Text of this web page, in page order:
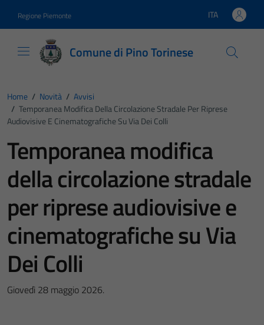
Regione Piemonte Lingua attiva:
ITA
Comune di Pino Torinese
Home / Novità / Avvisi
/ Temporanea Modifica Della Circolazione Stradale Per Riprese
Audiovisive E Cinematografiche Su Via Dei Colli
Temporanea modifica
della circolazione stradale
per riprese audiovisive e
cinematografiche su Via
Dei Colli
Giovedì 28 maggio 2026.